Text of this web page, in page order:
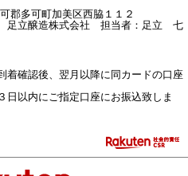
郡多可町加美区西脇１１２
担当者：足立 七
着確認後、翌月以降に同カードの口座
日以内にご指定口座にお振込致しま